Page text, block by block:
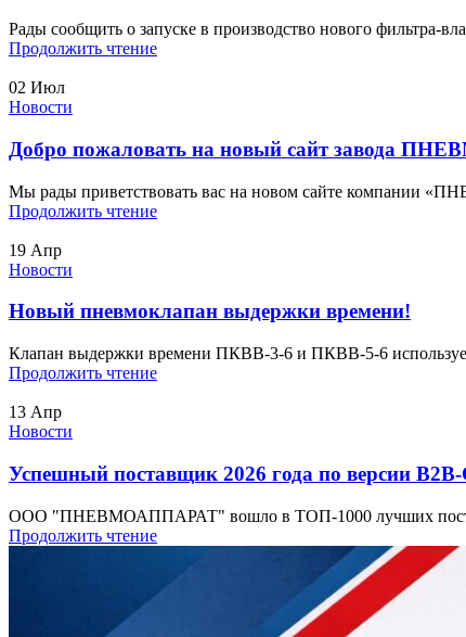
Рады сообщить о запуске в производство нового
Продолжить чтение
02 Июл
Новости
Добро пожаловать на новый сайт завода
Мы рады приветствовать вас на новом сайте компании
Продолжить чтение
19 Апр
Новости
Новый пневмоклапан выдержки времени!
Клапан выдержки времени ПКВВ-3-6 и ПКВВ-5-6
Продолжить чтение
13 Апр
Новости
Успешный поставщик 2026 года по версии B2B-
ООО "ПНЕВМОАППАРАТ" вошло в ТОП-1000 лучших
Продолжить чтение